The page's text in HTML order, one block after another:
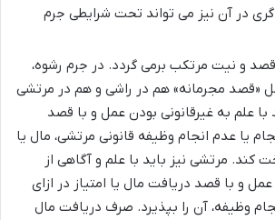
در آن نیز می تواند تحت شرایطی جرم
و نیت مرتکب برمی گردد. در جرم رشوه،
«قصد مجرمانه» هم در راشی و هم در مرتشی
علم به غیرقانونی بودن عمل و با قصد
یا عدم انجام وظیفه قانونی مرتشی، مال یا
کند. مرتشی نیز باید با علم و آگاهی از
عمل و با قصد دریافت مال یا امتیاز در ازای
وظیفه، آن را بپذیرد. صرف دریافت مال